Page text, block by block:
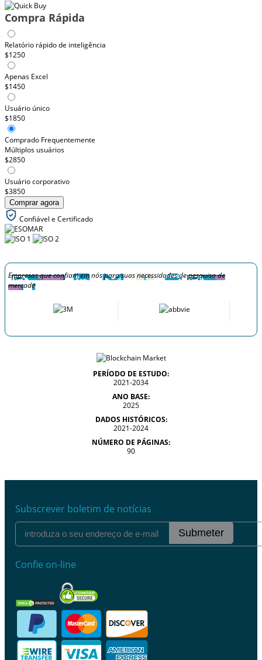
Compra Rápida
Relatório rápido de inteligência
$1250
Apenas Excel
$1450
Usuário único
$1850
Comprado Frequentemente
Múltiplos usuários
$2850
Usuário corporativo
$3850
Comprar agora
Confiável e Certificado
Empresas que confiam em nós para suas necessidades de pesquisa de
mercado
PERÍODO DE ESTUDO:
2021-2034
ANO BASE:
2025
DADOS HISTÓRICOS:
2021-2024
NÚMERO DE PÁGINAS:
90
Subscrever boletim de notícias
Submeter
Confie on-line